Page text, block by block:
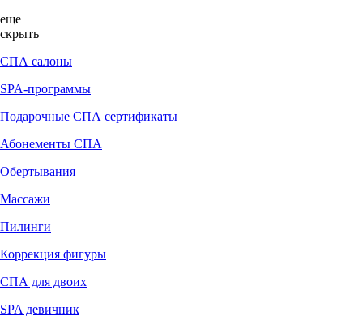
еще
скрыть
СПА салоны
SPA-программы
Подарочные СПА сертификаты
Абонементы СПА
Обертывания
Массажи
Пилинги
Коррекция фигуры
СПА для двоих
SPA девичник